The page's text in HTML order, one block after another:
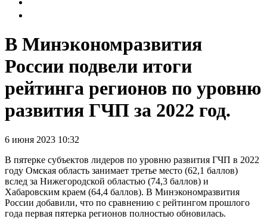
В Минэкономразвития
России подвели итоги
рейтинга регионов по уровню
развития ГЧП за 2022 год.
6 июня 2023 10:32
В пятерке субъектов лидеров по уровню развития ГЧП в 2022
году Омская область занимает третье место (62,1 баллов)
вслед за Нижегородской областью (74,3 баллов) и
Хабаровским краем (64,4 баллов). В Минэкономразвития
России добавили, что по сравнению с рейтингом прошлого
года первая пятерка регионов полностью обновилась.